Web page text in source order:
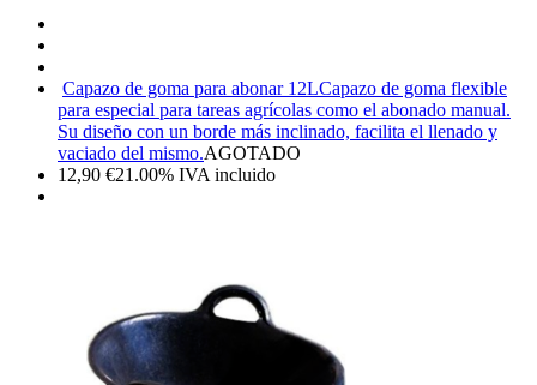
Capazo de goma para abonar 12LCapazo de goma flexible
para especial para tareas agrícolas como el abonado manual.
Su diseño con un borde más inclinado, facilita el llenado y
vaciado del mismo.AGOTADO
12,90 €21.00% IVA incluido